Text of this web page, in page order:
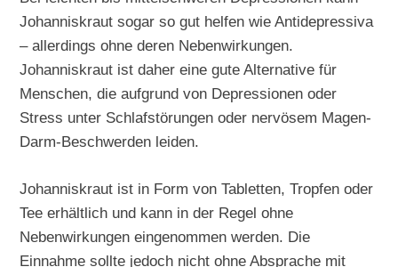
Johanniskraut sogar so gut helfen wie Antidepressiva
– allerdings ohne deren Nebenwirkungen.
Johanniskraut ist daher eine gute Alternative für
Menschen, die aufgrund von Depressionen oder
Stress unter Schlafstörungen oder nervösem Magen-
Darm-Beschwerden leiden.
Johanniskraut ist in Form von Tabletten, Tropfen oder
Tee erhältlich und kann in der Regel ohne
Nebenwirkungen eingenommen werden. Die
Einnahme sollte jedoch nicht ohne Absprache mit